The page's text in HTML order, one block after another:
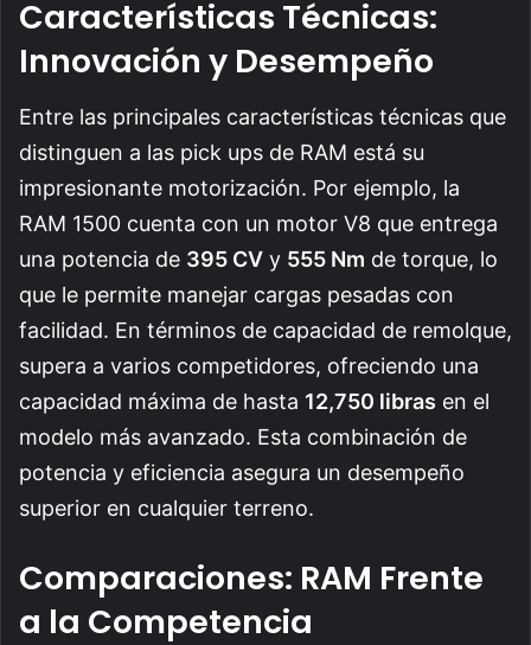
Características Técnicas:
Innovación y Desempeño
Entre las principales características técnicas que
distinguen a las pick ups de RAM está su
impresionante motorización. Por ejemplo, la
RAM 1500 cuenta con un motor V8 que entrega
una potencia de 395 CV y 555 Nm de torque, lo
que le permite manejar cargas pesadas con
facilidad. En términos de capacidad de remolque,
supera a varios competidores, ofreciendo una
capacidad máxima de hasta 12,750 libras en el
modelo más avanzado. Esta combinación de
potencia y eficiencia asegura un desempeño
superior en cualquier terreno.
Comparaciones: RAM Frente
a la Competencia